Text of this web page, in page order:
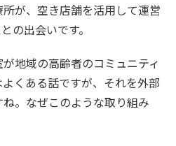
が、空き店舗を活用して運営
の出会いです。
が地域の高齢者のコミュニティ
くある話ですが、それを外部
。なぜこのような取り組み